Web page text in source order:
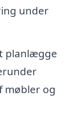
under
planlægge
møbler og